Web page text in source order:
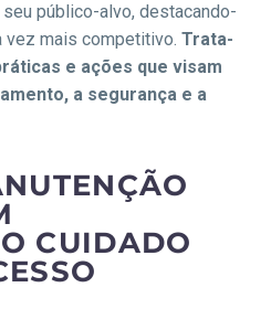
público-alvo, destacando-
vez mais competitivo. Trata-
e ações que visam
a segurança e a
CUIDADO